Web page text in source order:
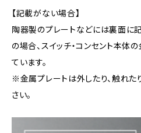
【記載がない場合】
陶器製のプレートなどには裏面に
の場合、スイッチ・コンセント本体
ています。
※金属プレートは外したり、触れた
さい。